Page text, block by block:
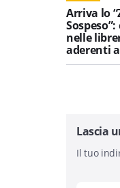
Arriva lo
nelle
aderenti
Lascia
Il tuo